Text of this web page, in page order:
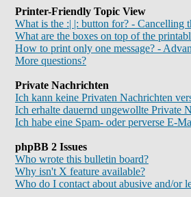
Printer-Friendly Topic View
What is the :| |: button for? - Cancelling
What are the boxes on top of the
How to print only one message? -
More questions?
Private Nachrichten
Ich kann keine Privaten Nachrichten
Ich erhalte dauernd ungewollte Private
Ich habe eine Spam- oder perverse E-
phpBB 2 Issues
Who wrote this bulletin board?
Why isn't X feature available?
Who do I contact about abusive and/or